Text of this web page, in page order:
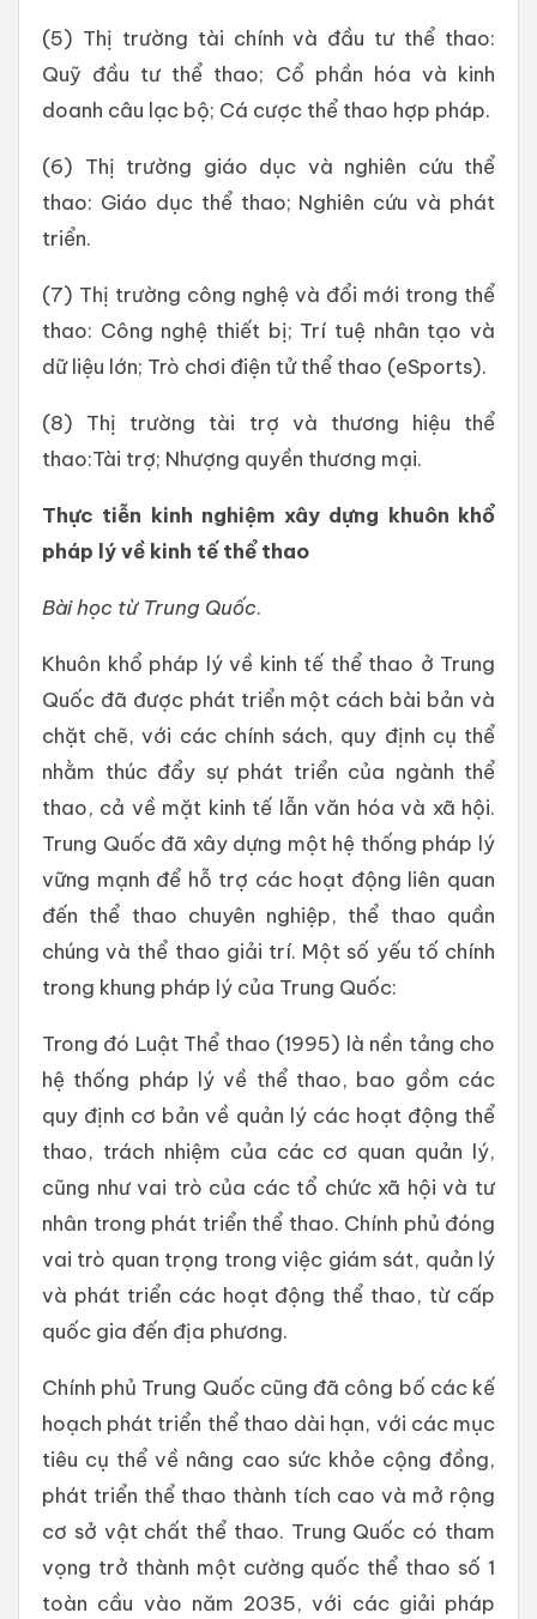
(5) Thị trường tài chính và đầu tư thể thao:
Quỹ đầu tư thể thao; Cổ phần hóa và kinh
doanh câu lạc bộ; Cá cược thể thao hợp pháp.
(6) Thị trường giáo dục và nghiên cứu thể
thao: Giáo dục thể thao; Nghiên cứu và phát
triển.
(7) Thị trường công nghệ và đổi mới trong thể
thao: Công nghệ thiết bị; Trí tuệ nhân tạo và
dữ liệu lớn; Trò chơi điện tử thể thao (eSports).
(8) Thị trường tài trợ và thương hiệu thể
thao:Tài trợ; Nhượng quyền thương mại.
Thực tiễn kinh nghiệm xây dựng khuôn khổ
pháp lý về kinh tế thể thao
Bài học từ Trung Quốc.
Khuôn khổ pháp lý về kinh tế thể thao ở Trung
Quốc đã được phát triển một cách bài bản và
chặt chẽ, với các chính sách, quy định cụ thể
nhằm thúc đẩy sự phát triển của ngành thể
thao, cả về mặt kinh tế lẫn văn hóa và xã hội.
Trung Quốc đã xây dựng một hệ thống pháp lý
vững mạnh để hỗ trợ các hoạt động liên quan
đến thể thao chuyên nghiệp, thể thao quần
chúng và thể thao giải trí. Một số yếu tố chính
trong khung pháp lý của Trung Quốc:
Trong đó Luật Thể thao (1995) là nền tảng cho
hệ thống pháp lý về thể thao, bao gồm các
quy định cơ bản về quản lý các hoạt động thể
thao, trách nhiệm của các cơ quan quản lý,
cũng như vai trò của các tổ chức xã hội và tư
nhân trong phát triển thể thao. Chính phủ đóng
vai trò quan trọng trong việc giám sát, quản lý
và phát triển các hoạt động thể thao, từ cấp
quốc gia đến địa phương.
Chính phủ Trung Quốc cũng đã công bố các kế
hoạch phát triển thể thao dài hạn, với các mục
tiêu cụ thể về nâng cao sức khỏe cộng đồng,
phát triển thể thao thành tích cao và mở rộng
cơ sở vật chất thể thao. Trung Quốc có tham
vọng trở thành một cường quốc thể thao số 1
toàn cầu vào năm 2035, với các giải pháp